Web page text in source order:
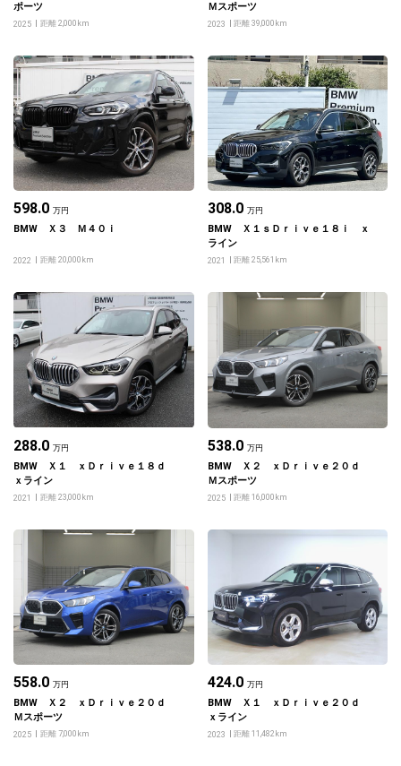
ポーツ
2025 距離 2,000km
Ｍスポーツ
2023 距離 39,000km
598.0 万円
BMW Ｘ３ Ｍ４０ｉ
2022 距離 20,000km
308.0 万円
BMW Ｘ１ｓＤｒｉｖｅ１８ｉ ｘ
ライン
2021 距離 25,561km
288.0 万円
BMW Ｘ１ ｘＤｒｉｖｅ１８ｄ
ｘライン
2021 距離 23,000km
538.0 万円
BMW Ｘ２ ｘＤｒｉｖｅ２０ｄ
Ｍスポーツ
2025 距離 16,000km
558.0 万円
BMW Ｘ２ ｘＤｒｉｖｅ２０ｄ
Ｍスポーツ
2025 距離 7,000km
424.0 万円
BMW Ｘ１ ｘＤｒｉｖｅ２０ｄ
ｘライン
2023 距離 11,482km